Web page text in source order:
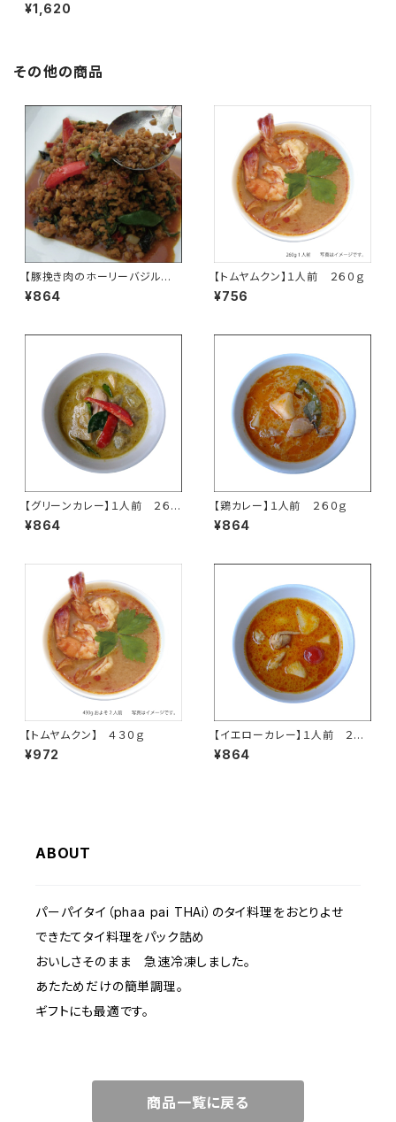
¥1,620
その他の商品
【豚挽き肉のホーリーバジル炒
め ガパオ】１人前
¥864
【トムヤムクン】１人前 ２６０ｇ
¥756
【グリーンカレー】１人前 ２６０
ｇ
¥864
【鶏カレー】１人前 ２６０ｇ
¥864
【トムヤムクン】 ４３０ｇ
¥972
【イエローカレー】１人前 ２６０
ｇ
¥864
ABOUT
パーパイタイ（phaa pai THAi）のタイ料理をおとりよせ
できたてタイ料理をパック詰め
おいしさそのまま 急速冷凍しました。
あたためだけの簡単調理。
ギフトにも最適です。
商品一覧に戻る